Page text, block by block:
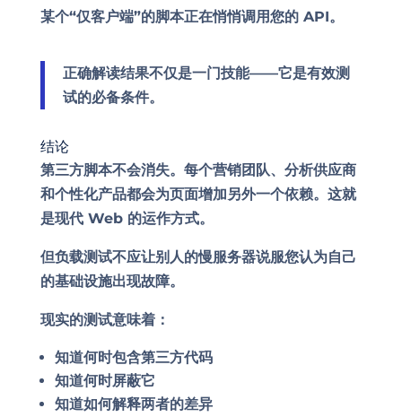
某个“仅客户端”的脚本正在悄悄调用您的 API。
正确解读结果不仅是一门技能——它是有效测
试的必备条件。
结论
第三方脚本不会消失。每个营销团队、分析供应商
和个性化产品都会为页面增加另外一个依赖。这就
是现代 Web 的运作方式。
但负载测试不应让别人的慢服务器说服您认为自己
的基础设施出现故障。
现实的测试意味着：
知道何时包含第三方代码
知道何时屏蔽它
知道如何解释两者的差异